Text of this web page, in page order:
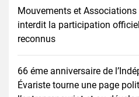
Mouvements et Associations
interdit la participation
reconnus
66 éme anniversaire de
Évariste tourne une page